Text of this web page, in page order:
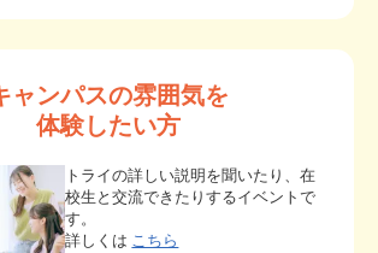
ャンパスの雰囲気を
体験したい方
トライの詳しい説明を聞いたり、在
校生と交流できたりするイベントで
す。
詳しくは こちら